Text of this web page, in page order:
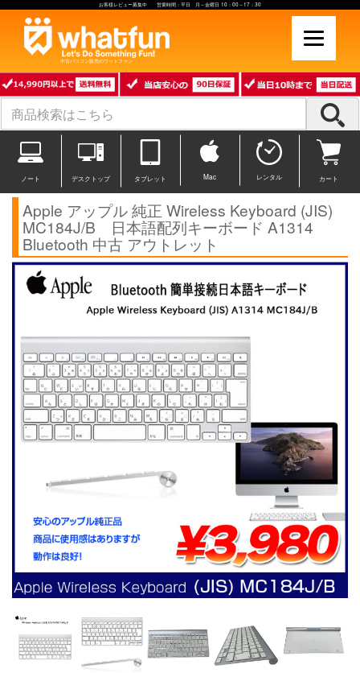
お客様レビュー募集中 営業時間：平日 月～金曜日 10：00～17：30
中古パソコン販売のワットファン
ノート デスクトップ タブレット Mac レンタル カート
Apple アップル 純正 Wireless Keyboard (JIS)
MC184J/B 日本語配列キーボード A1314
Bluetooth 中古 アウトレット